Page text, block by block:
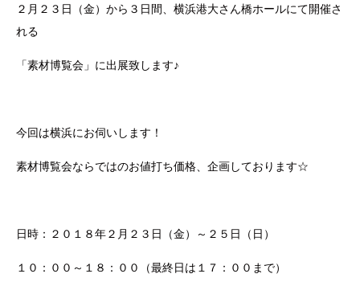
２月２３日（金）から３日間、横浜港大さん橋ホールにて開催さ
れる
「素材博覧会」に出展致します♪
今回は横浜にお伺いします！
素材博覧会ならではのお値打ち価格、企画しております☆
日時：２０１８年２月２３日（金）～２５日（日）
１０：００～１８：００（最終日は１７：００まで）